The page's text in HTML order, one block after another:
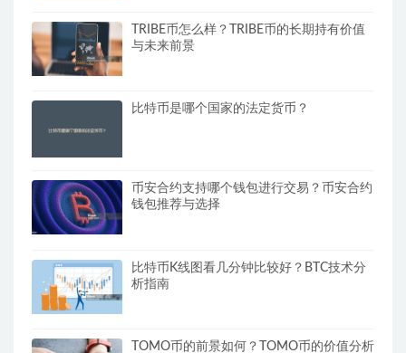
TRIBE币怎么样？TRIBE币的长期持有价值
与未来前景
比特币是哪个国家的法定货币？
币安合约支持哪个钱包进行交易？币安合约
钱包推荐与选择
比特币K线图看几分钟比较好？BTC技术分
析指南
TOMO币的前景如何？TOMO币的价值分析